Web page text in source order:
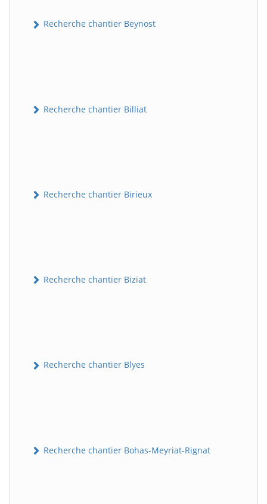
Recherche chantier Beynost
Recherche chantier Billiat
Recherche chantier Birieux
Recherche chantier Biziat
Recherche chantier Blyes
Recherche chantier Bohas-Meyriat-Rignat